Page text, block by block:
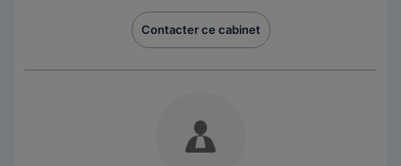
Contacter ce cabinet